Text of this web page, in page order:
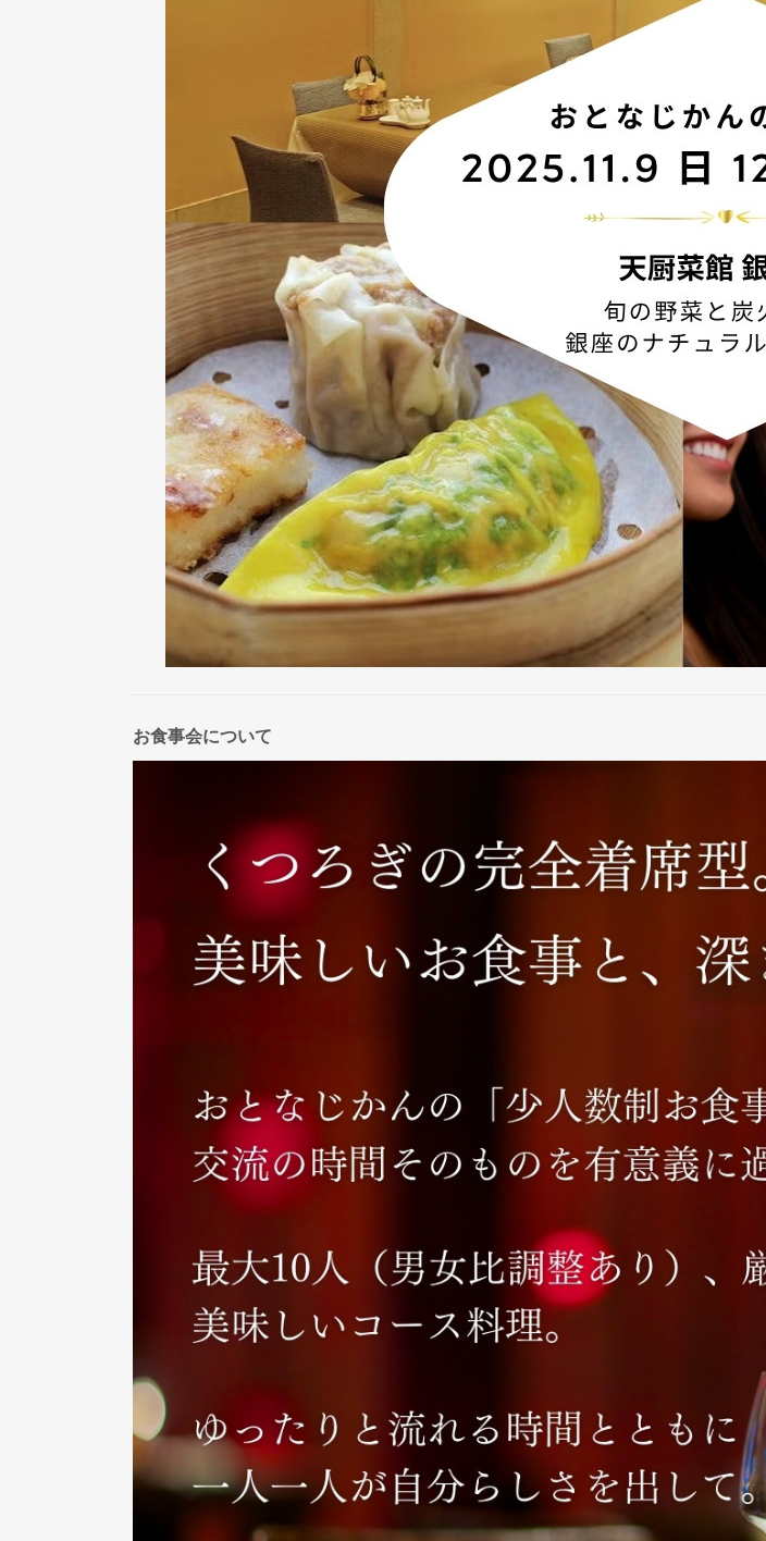
お食事会について